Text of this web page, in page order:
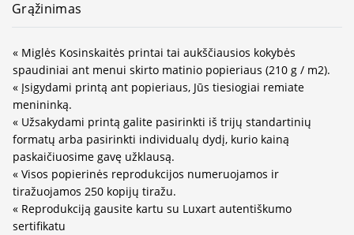
Grąžinimas
« Miglės Kosinskaitės printai tai aukščiausios kokybės
spaudiniai ant menui skirto matinio popieriaus (210 g / m2).
« Įsigydami printą ant popieriaus, Jūs tiesiogiai remiate
menininką.
« Užsakydami printą galite pasirinkti iš trijų standartinių
formatų arba pasirinkti individualų dydį, kurio kainą
paskaičiuosime gavę užklausą.
« Visos popierinės reprodukcijos numeruojamos ir
tiražuojamos 250 kopijų tiražu.
« Reprodukciją gausite kartu su Luxart autentiškumo
sertifikatu